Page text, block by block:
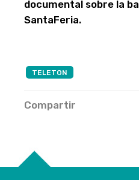
documental sobre la
SantaFeria.
TELETON
Compartir